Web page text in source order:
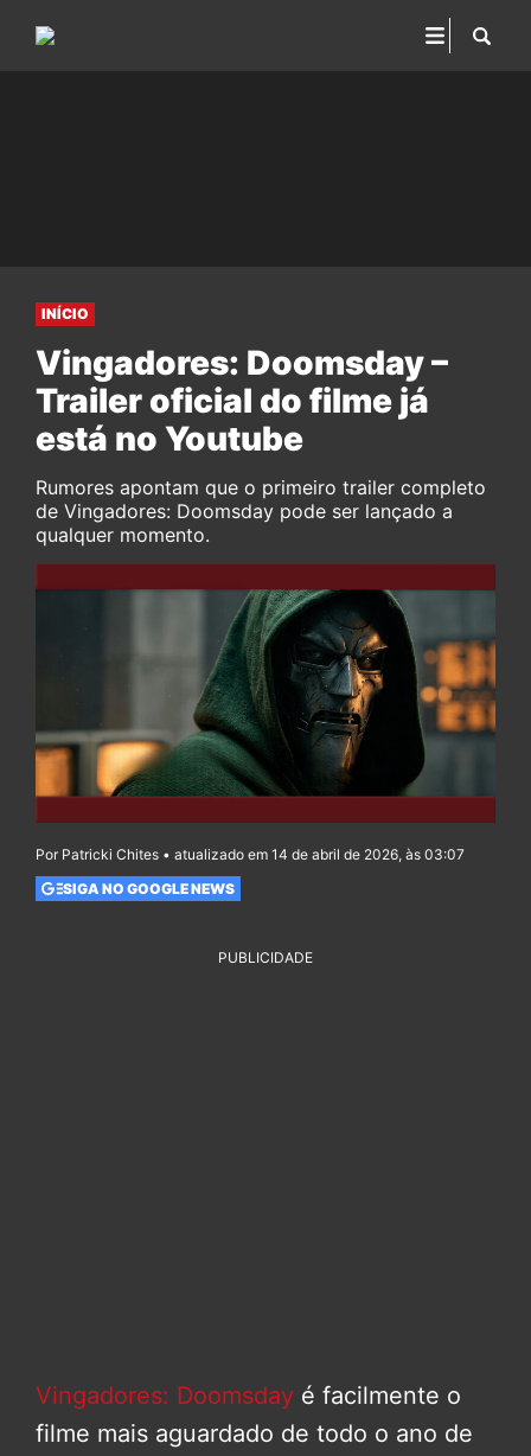
INÍCIO
Vingadores: Doomsday –
Trailer oficial do filme já
está no Youtube
Rumores apontam que o primeiro trailer completo
de Vingadores: Doomsday pode ser lançado a
qualquer momento.
Por Patricki Chites • atualizado em 14 de abril de 2026, às 03:07
SIGA NO GOOGLE NEWS
PUBLICIDADE
Vingadores: Doomsday é facilmente o
filme mais aguardado de todo o ano de